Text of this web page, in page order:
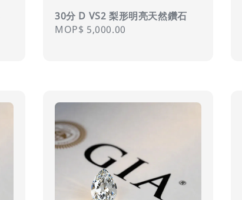
30分 D VS2 梨形明亮天然鑽石
Regular
MOP$ 5,000.00